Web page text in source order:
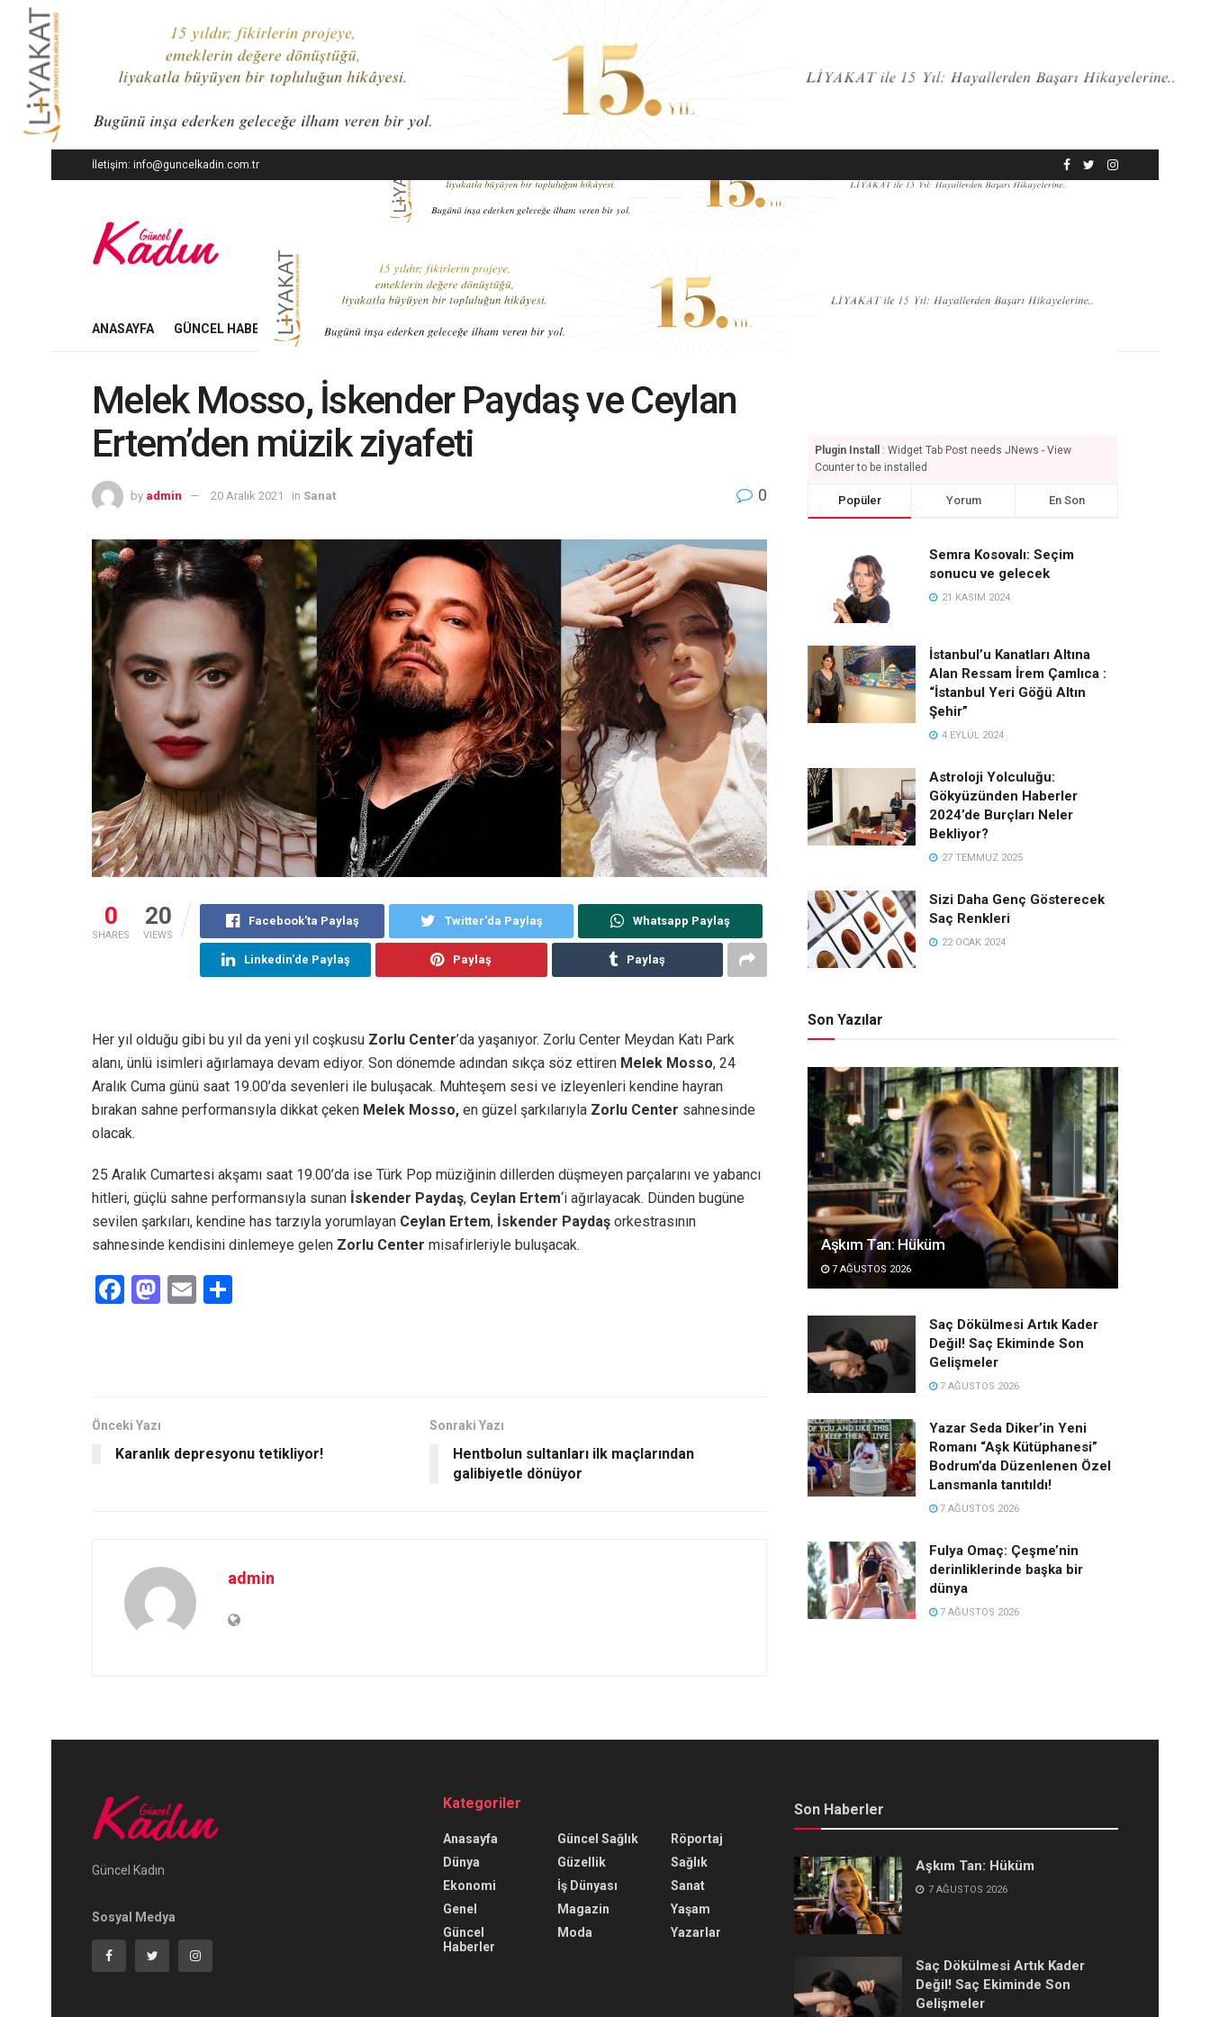
İletişim: info@guncelkadin.com.tr
ANASAYFA GÜNCEL HABERLER İŞ DÜNYASI EKONOMI MODA GÜZELLIK YAŞAM SANAT
Melek Mosso, İskender Paydaş ve Ceylan
Ertem’den müzik ziyafeti
by admin 20 Aralık 2021 in Sanat 0
0
SHARES
20
VIEWS
Facebook'ta Paylaş Twitter'da Paylaş Whatsapp Paylaş
Linkedin'de Paylaş Paylaş Paylaş
Her yıl olduğu gibi bu yıl da yeni yıl coşkusu Zorlu Center’da yaşanıyor. Zorlu Center Meydan Katı Park
alanı, ünlü isimleri ağırlamaya devam ediyor. Son dönemde adından sıkça söz ettiren Melek Mosso, 24
Aralık Cuma günü saat 19.00’da sevenleri ile buluşacak. Muhteşem sesi ve izleyenleri kendine hayran
bırakan sahne performansıyla dikkat çeken Melek Mosso, en güzel şarkılarıyla Zorlu Center sahnesinde
olacak.
25 Aralık Cumartesi akşamı saat 19.00’da ise Türk Pop müziğinin dillerden düşmeyen parçalarını ve yabancı
hitleri, güçlü sahne performansıyla sunan İskender Paydaş, Ceylan Ertem‘i ağırlayacak. Dünden bugüne
sevilen şarkıları, kendine has tarzıyla yorumlayan Ceylan Ertem, İskender Paydaş orkestrasının
sahnesinde kendisini dinlemeye gelen Zorlu Center misafirleriyle buluşacak.
F
o
k
M
n
E
Önceki Yazı
Karanlık depresyonu tetikliyor!
Sonraki Yazı
Hentbolun sultanları ilk maçlarından
galibiyetle dönüyor
admin
Plugin Install
: Widget Tab Post needs JNews - View
Counter to be installed
Popüler Yorum En Son
Semra Kosovalı: Seçim
sonucu ve gelecek
21 KASIM 2024
İstanbul’u Kanatları Altına
Alan Ressam İrem Çamlıca :
“İstanbul Yeri Göğü Altın
Şehir”
4 EYLÜL 2024
Astroloji Yolculuğu:
Gökyüzünden Haberler
2024’de Burçları Neler
Bekliyor?
27 TEMMUZ 2025
Sizi Daha Genç Gösterecek
Saç Renkleri
22 OCAK 2024
Son Yazılar
Aşkım Tan: Hüküm
7 AĞUSTOS 2026
Saç Dökülmesi Artık Kader
Değil! Saç Ekiminde Son
Gelişmeler
7 AĞUSTOS 2026
Yazar Seda Diker’in Yeni
Romanı “Aşk Kütüphanesi”
Bodrum’da Düzenlenen Özel
Lansmanla tanıtıldı!
7 AĞUSTOS 2026
Fulya Omaç: Çeşme’nin
derinliklerinde başka bir
dünya
7 AĞUSTOS 2026
Güncel Kadın
Sosyal Medya
Kategoriler
Anasayfa
Dünya
Ekonomi
Genel
Güncel
Haberler
Güncel Sağlık
Güzellik
İş Dünyası
Magazin
Moda
Röportaj
Sağlık
Sanat
Yaşam
Yazarlar
Son Haberler
Aşkım Tan: Hüküm
7 AĞUSTOS 2026
Saç Dökülmesi Artık Kader
Değil! Saç Ekiminde Son
Gelişmeler